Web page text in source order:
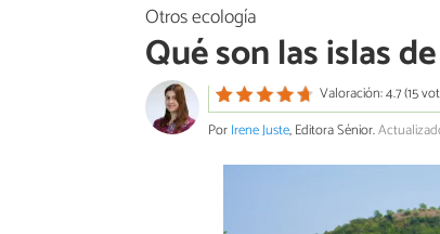
Otros ecología
Qué son las islas
Valoración: 4.7 (15
PorIrene Juste, Editora Sénior.